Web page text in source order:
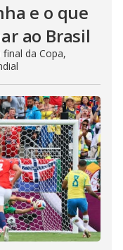
e o que
ao Brasil
da Copa,